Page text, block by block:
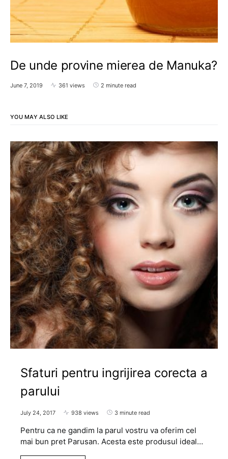
De unde provine mierea de Manuka?
June 7, 2019 361 views 2 minute read
YOU MAY ALSO LIKE
Sfaturi pentru ingrijirea corecta a
parului
July 24, 2017 938 views 3 minute read
Pentru ca ne gandim la parul vostru va oferim cel
mai bun pret Parusan. Acesta este produsul ideal…